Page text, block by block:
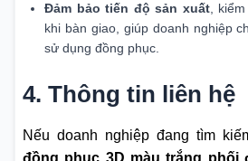
Đảm bảo tiến độ sản xuất,
khi bàn giao, giúp doanh nghiệp
sử dụng đồng phục.
4. Thông tin liên hệ
Nếu doanh nghiệp đang tìm
đồng phục 3D màu trắng phối